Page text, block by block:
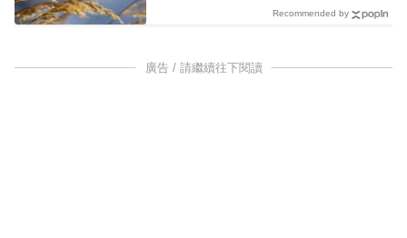
Recommended by
廣告 / 請繼續往下閱讀